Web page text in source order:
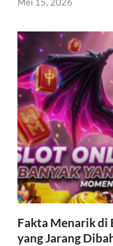
Fakta Menarik di
yang Jarang